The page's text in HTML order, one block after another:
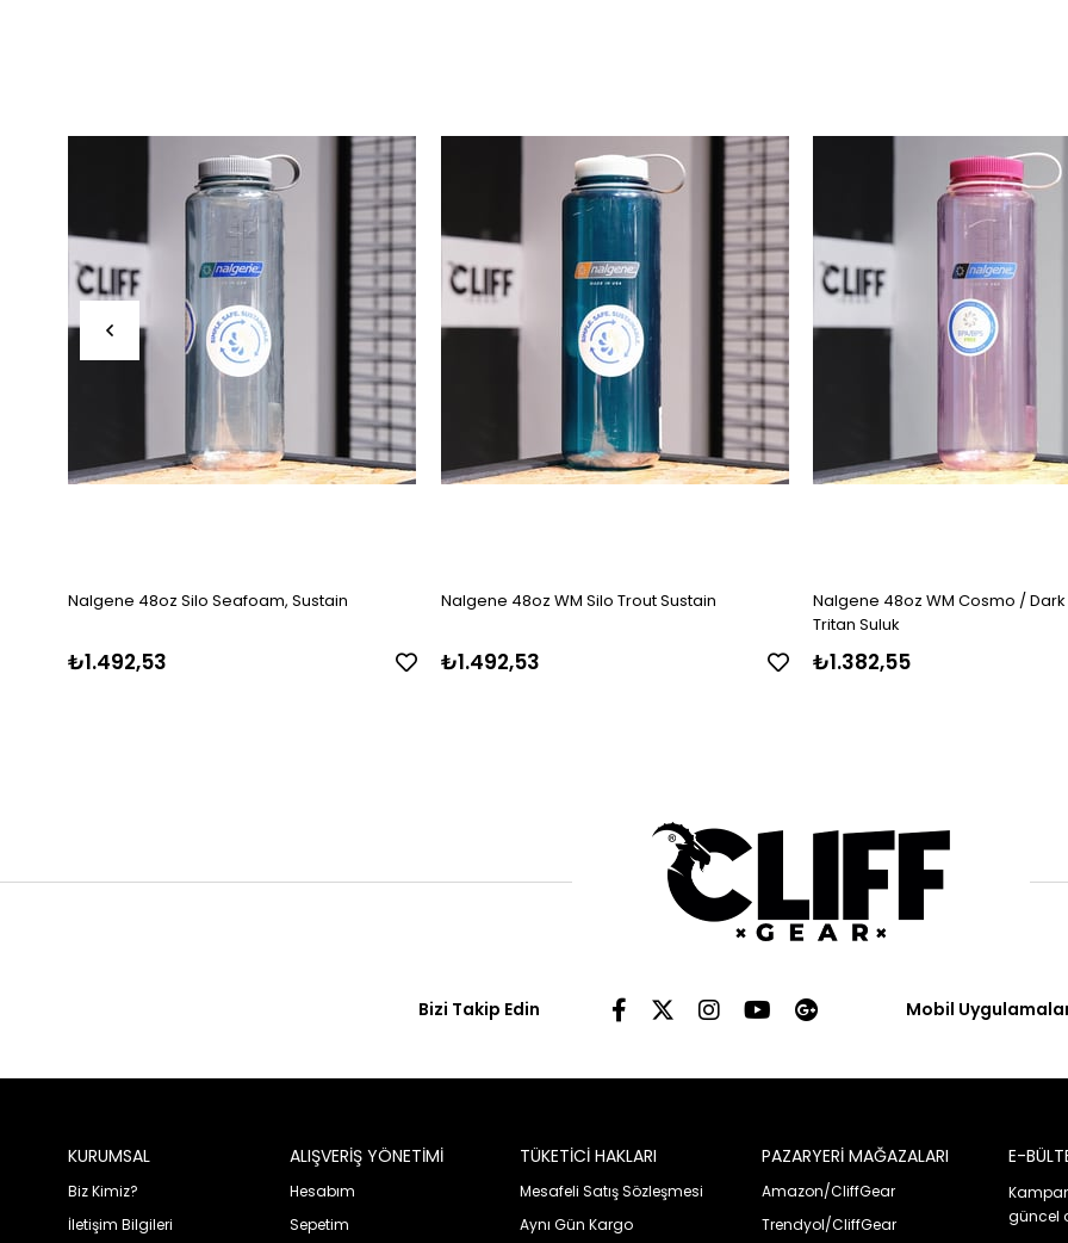
Nalgene 48oz Silo Seafoam, Sustain
₺1.492,53
Nalgene 48oz WM Silo Trout Sustain
₺1.492,53
Nalgene 48oz WM Cosmo /
Tritan Suluk
₺1.382,55
Bizi Takip Edin Mobil
KURUMSAL
Biz Kimiz?
İletişim Bilgileri
ALIŞVERİŞ YÖNETİMİ
Hesabım
Sepetim
TÜKETİCİ HAKLARI
Mesafeli Satış Sözleşmesi
Aynı Gün Kargo
PAZARYERİ MAĞAZALARI
Amazon/CliffGear
Trendyol/CliffGear
E-
güncel